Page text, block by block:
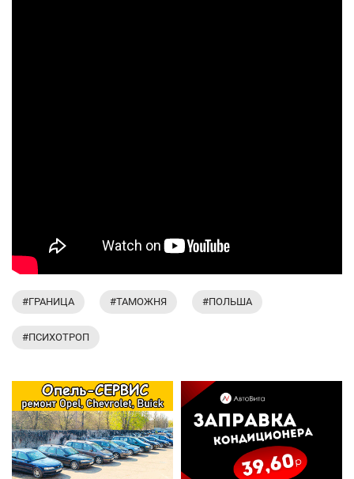
#ГРАНИЦА #ТАМОЖНЯ #ПОЛЬША
#ПСИХОТРОП